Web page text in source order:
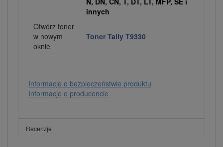
innych
Otwórz toner
w nowym
oknie
Toner Tally T9330
Informacje o bezpieczeństwie produktu
Informacje o producencie
Recenzje